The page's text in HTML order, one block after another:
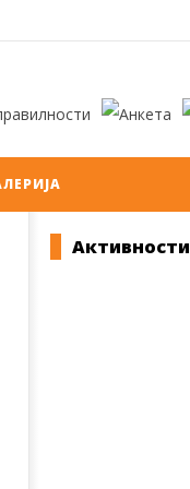
Активности